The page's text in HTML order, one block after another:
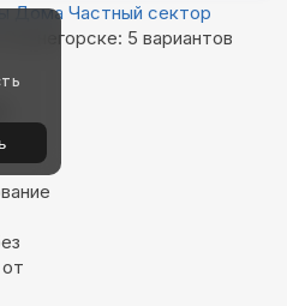
Дома Частный сектор
5 вариантов